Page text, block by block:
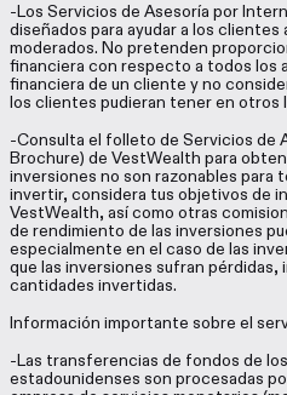
-Los Servicios de Asesoría por
diseñados para ayudar a los
moderados. No pretenden
financiera con respecto a todos los
financiera de un cliente y no
los clientes pudieran tener en otros
-Consulta el folleto de Servicios de
Brochure) de VestWealth para
inversiones no son razonables para
invertir, considera tus objetivos de
VestWealth, así como otras
de rendimiento de las inversiones
especialmente en el caso de las
que las inversiones sufran pérdidas,
cantidades invertidas.
Información importante sobre el
-Las transferencias de fondos de
estadounidenses son procesadas